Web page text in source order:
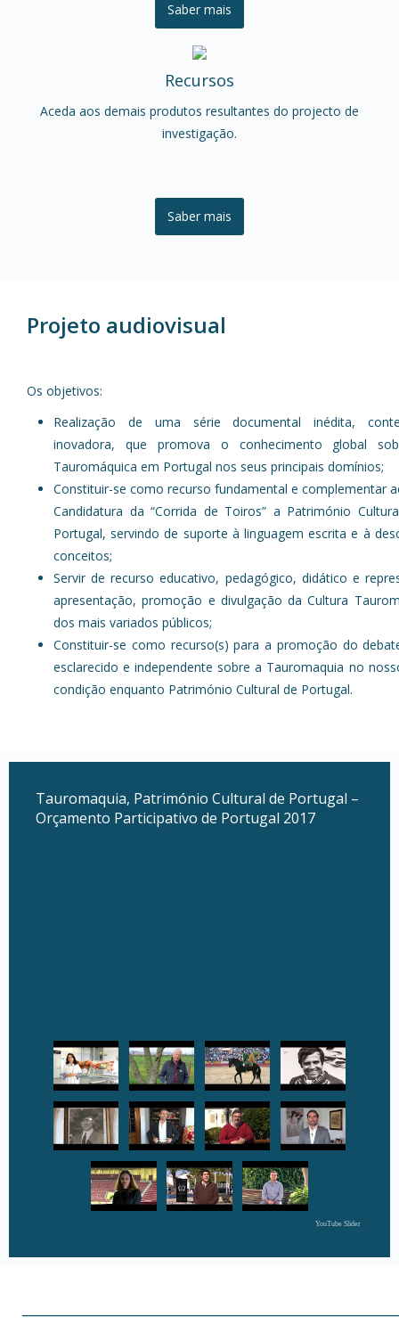
Saber mais
Recursos
Aceda aos demais produtos resultantes do projecto de
investigação.
Saber mais
Projeto audiovisual
Os objetivos:
Realização de uma série documental inédita,
inovadora, que promova o conhecimento global
Tauromáquica em Portugal nos seus principais domínios;
Constituir-se como recurso fundamental e complementar
Candidatura da “Corrida de Toiros” a Património
Portugal, servindo de suporte à linguagem escrita e à
conceitos;
Servir de recurso educativo, pedagógico, didático e
apresentação, promoção e divulgação da Cultura
dos mais variados públicos;
Constituir-se como recurso(s) para a promoção do
esclarecido e independente sobre a Tauromaquia no
condição enquanto Património Cultural de Portugal.
Tauromaquia, Património Cultural de Portugal –
Orçamento Participativo de Portugal 2017
YouTube Slider